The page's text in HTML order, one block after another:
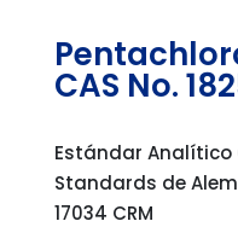
CAS No.
Estándar Analítico
Standards de
17034 CRM